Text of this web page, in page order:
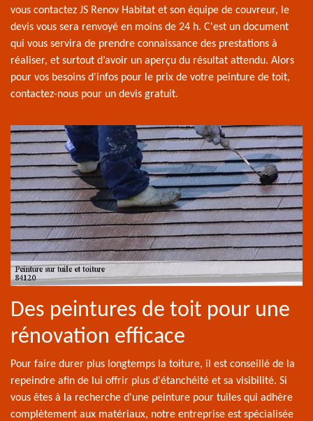
vous contactez JS Renov Habitat et son équipe de couvreur, le
devis vous sera renvoyé en moins de 24 h. C'est un document
qui vous servira de prendre connaissance des prestations à
réaliser, et surtout d’avoir un aperçu du résultat attendu. Alors
pour vos besoins d'infos pour le prix de votre peinture de toit,
contactez-nous pour un devis gratuit.
Des peintures de toit pour une
rénovation efficace
Pour faire durer plus longtemps la toiture, il est conseillé de la
repeindre afin de lui offrir plus d'étanchéité et sa visibilité. Si
vous êtes à la recherche d'une peinture pour tuiles qui adhère
complètement aux matériaux, notre entreprise est spécialisée